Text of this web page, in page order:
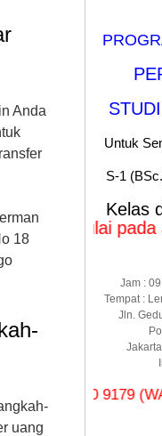
Anda
18
uang
Untuk
S-1
Kelas
pada
Jam :
Tempat :
Jln.
8480 9179 (WA & Line)